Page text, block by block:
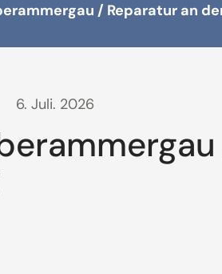
/ Reparatur an
6. Juli. 2026